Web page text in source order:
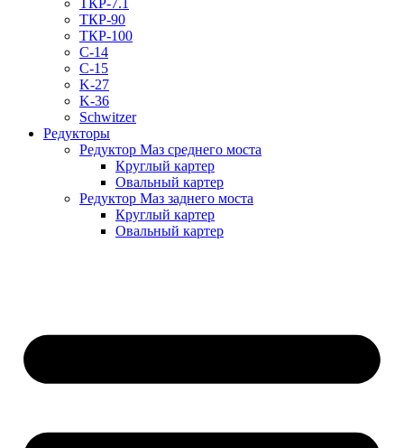
ТКР-7.1
ТКР-90
ТКР-100
C-14
C-15
K-27
K-36
Schwitzer
Редукторы
Редуктор Маз среднего моста
Круглый картер
Овальный картер
Редуктор Маз заднего моста
Круглый картер
Овальный картер